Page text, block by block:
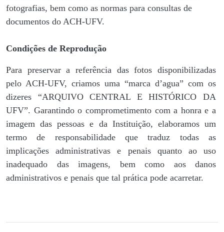
fotografias, bem como as normas para consultas de
documentos do ACH-UFV.
Condições de Reprodução
Para preservar a referência das fotos disponibilizadas
pelo ACH-UFV, criamos uma “marca d’agua” com os
dizeres “ARQUIVO CENTRAL E HISTÓRICO DA
UFV”. Garantindo o comprometimento com a honra e a
imagem das pessoas e da Instituição, elaboramos um
termo de responsabilidade que traduz todas as
implicações administrativas e penais quanto ao uso
inadequado das imagens, bem como aos danos
administrativos e penais que tal prática pode acarretar.